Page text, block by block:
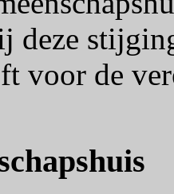
deze
voor de